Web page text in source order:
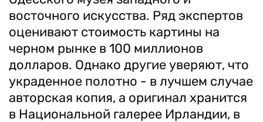
восточного искусства. Ряд экспертов
оценивают стоимость картины на
черном рынке в 100 миллионов
долларов. Однако другие уверяют, что
украденное полотно - в лучшем случае
авторская копия, а оригинал хранится
в Национальной галерее Ирландии, в